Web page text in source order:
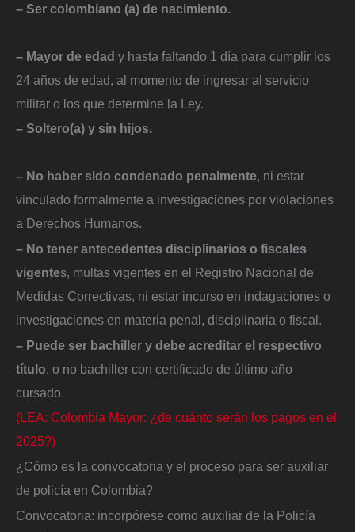
– Ser colombiano (a) de nacimiento.
– Mayor de edad y hasta faltando 1 día para cumplir los
24 años de edad, al momento de ingresar al servicio
militar o los que determine la Ley.
– Soltero(a) y sin hijos.
– No haber sido condenado penalmente, ni estar
vinculado formalmente a investigaciones por violaciones
a Derechos Humanos.
– No tener antecedentes disciplinarios o fiscales
vigentes, multas vigentes en el Registro Nacional de
Medidas Correctivas, ni estar incurso en indagaciones o
investigaciones en materia penal, disciplinaria o fiscal.
– Puede ser bachiller y debe acreditar el respectivo
título, o no bachiller con certificado de último año
cursado.
(LEA: Colombia Mayor: ¿de cuánto serán los pagos en el
2025?)
¿Cómo es la convocatoria y el proceso para ser auxiliar
de policía en Colombia?
Convocatoria: incorpórese como auxiliar de la Policía